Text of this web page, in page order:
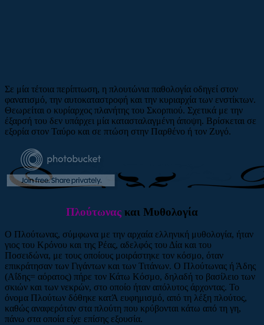
Σε μία τέτοια περίπτωση, η πλουτώνια παθολογία οδηγεί στον
φανατισμό, την αυτοκαταστροφή και την κυριαρχία των ενστίκτων.
Θεωρείται ο κυρίαρχος πλανήτης του Σκορπιού. Σχετικά με την
έξαρσή του δεν υπάρχει μία κατασταλαγμένη άποψη. Βρίσκεται σε
εξορία στον Ταύρο και σε πτώση στην Παρθένο ή τον Ζυγό.
Πλούτωνας και Μυθολογία
Ο Πλούτωνας, σύμφωνα με την αρχαία ελληνική μυθολογία, ήταν
γιος του Κρόνου και της Ρέας, αδελφός του Δία και του
Ποσειδώνα, με τους οποίους μοιράστηκε τον κόσμο, όταν
επικράτησαν των Γιγάντων και των Τιτάνων. Ο Πλούτωνας ή Άδης
(Αΐδης= αόρατος) πήρε τον Κάτω Κόσμο, δηλαδή το βασίλειο των
σκιών και των νεκρών, στο οποίο ήταν απόλυτος άρχοντας. Το
όνομα Πλούτων δόθηκε κατΆ ευφημισμό, από τη λέξη πλούτος,
καθώς αναφερόταν στα πλούτη που κρύβονται κάτω από τη γη,
πάνω στα οποία είχε επίσης εξουσία.